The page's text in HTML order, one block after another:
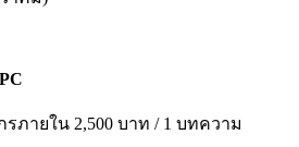
ายใน 2,500 บาท / 1 บทความ